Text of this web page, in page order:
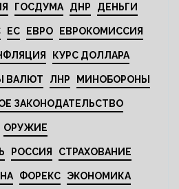
ГОСДУМА ДНР ДЕНЬГИ
ЕС ЕВРО ЕВРОКОМИССИЯ
КУРС ДОЛЛАРА
ВАЛЮТ ЛНР МИНОБОРОНЫ
ЗАКОНОДАТЕЛЬСТВО
ОРУЖИЕ
РОССИЯ СТРАХОВАНИЕ
ФОРЕКС ЭКОНОМИКА